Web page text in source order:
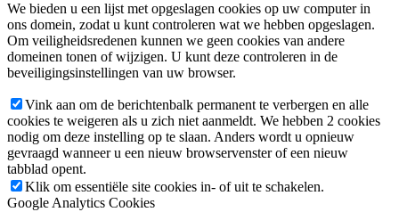
We bieden u een lijst met opgeslagen cookies op uw computer in
ons domein, zodat u kunt controleren wat we hebben opgeslagen.
Om veiligheidsredenen kunnen we geen cookies van andere
domeinen tonen of wijzigen. U kunt deze controleren in de
beveiligingsinstellingen van uw browser.
Vink aan om de berichtenbalk permanent te verbergen en alle
cookies te weigeren als u zich niet aanmeldt. We hebben 2 cookies
nodig om deze instelling op te slaan. Anders wordt u opnieuw
gevraagd wanneer u een nieuw browservenster of een nieuw
tabblad opent.
Klik om essentiële site cookies in- of uit te schakelen.
Google Analytics Cookies